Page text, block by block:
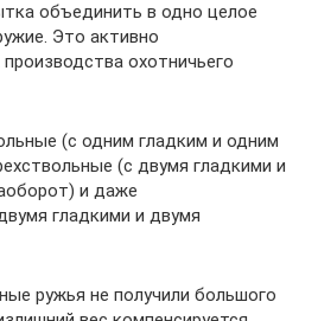
объединить в одно целое
Это активно
охотничьего
(с одним гладким и одним
(с двумя гладкими и
и даже
гладкими и двумя
ружья не получили большого